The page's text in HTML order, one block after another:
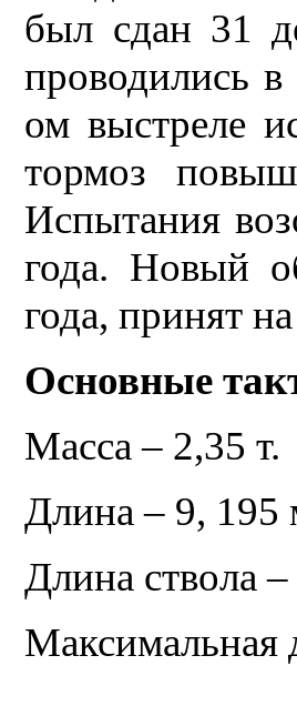
был сдан 31
проводились
ом выстреле
тормоз
Испытания
года. Новый
года, принят
Основные
Масса – 2,35 т.
Длина – 9, 195
Длина ствола
Максимальная